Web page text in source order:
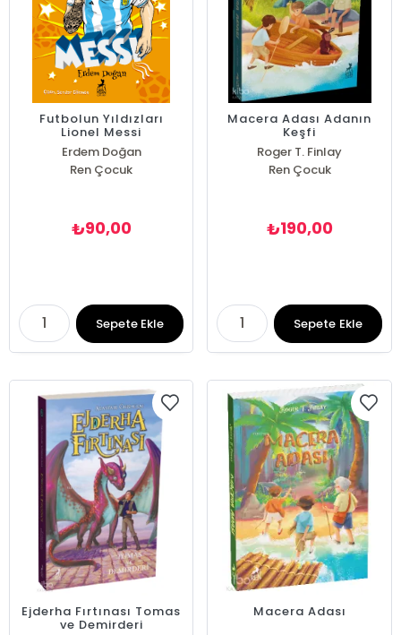
Futbolun Yıldızları
Lionel Messi
Erdem Doğan
Ren Çocuk
₺90,00
Sepete Ekle
Macera Adası Adanın
Keşfi
Roger T. Finlay
Ren Çocuk
₺190,00
Sepete Ekle
Ejderha Fırtınası Tomas
ve Demirderi
Macera Adası